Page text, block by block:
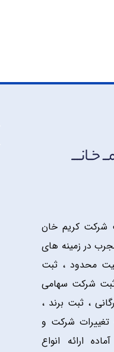
شرکت کریم خان
در زمینه های
محدود ، ثبت
شرکت سهامی
، ثبت برند ،
تغییرات شرکت و
ارائه انواع